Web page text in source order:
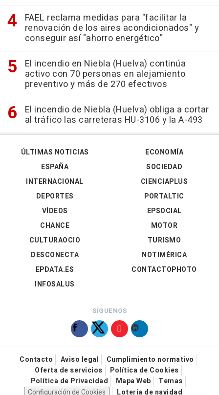
FAEL reclama medidas para "facilitar la
renovación de los aires acondicionados" y
conseguir así "ahorro energético"
El incendio en Niebla (Huelva) continúa
activo con 70 personas en alejamiento
preventivo y más de 270 efectivos
El incendio de Niebla (Huelva) obliga a cortar
al tráfico las carreteras HU-3106 y la A-493
ÚLTIMAS NOTICIAS
ESPAÑA
INTERNACIONAL
DEPORTES
VÍDEOS
ECONOMÍA
SOCIEDAD
CIENCIAPLUS
PORTALTIC
EPSOCIAL
CHANCE
CULTURAOCIO
DESCONECTA
EPDATA.ES
INFOSALUS
MOTOR
TURISMO
NOTIMÉRICA
CONTACTOPHOTO
SÍGUENOS
Contacto Aviso legal
Cumplimiento normativo
Oferta de servicios
Política de Cookies
Política de Privacidad
Mapa Web
Temas
Configuración de Cookies
Loteria de navidad